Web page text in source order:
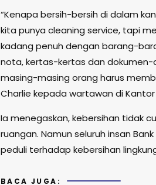
“Kenapa bersih-bersih di dalam
kita punya cleaning service, tapi
kadang penuh dengan barang-
nota, kertas-kertas dan dokumen-
masing-masing orang harus
Charlie kepada wartawan di Kantor
Ia menegaskan, kebersihan tidak
ruangan. Namun seluruh insan
peduli terhadap kebersihan
BACA JUGA: